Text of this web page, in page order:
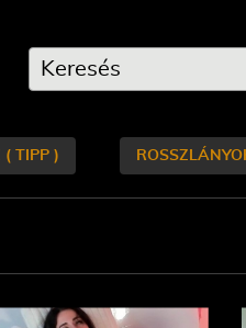
( TIPP )